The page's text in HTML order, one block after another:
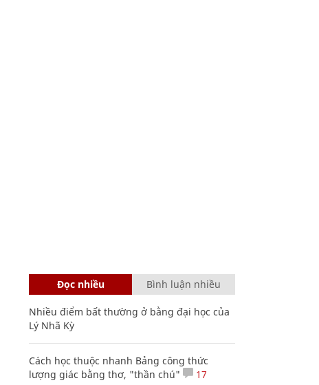
Đọc nhiều Bình luận nhiều
Nhiều điểm bất thường ở bằng đại học của
Lý Nhã Kỳ
Cách học thuộc nhanh Bảng công thức
lượng giác bằng thơ, "thần chú"
17